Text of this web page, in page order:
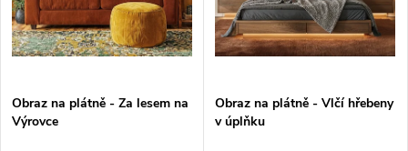
Obraz na plátně - Za lesem na
Výrovce
Obraz na plátně - Vlčí hřebeny
v úplňku